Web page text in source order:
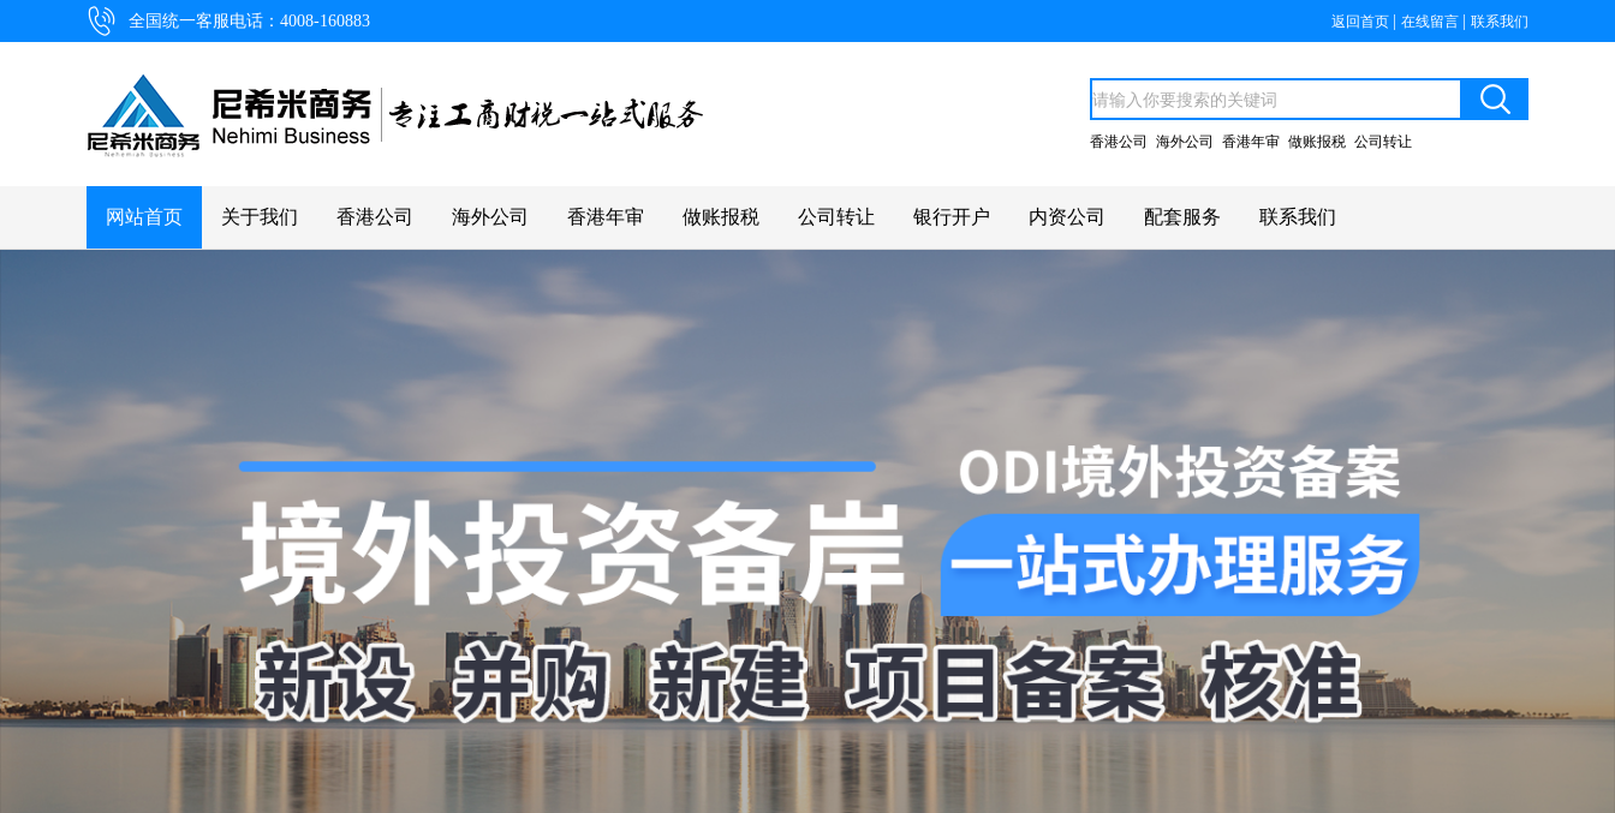
全国统一客服电话：4008-160883 返回首页 在线留言 联系我们
香港公司 海外公司 香港年审 做账报税 公司转让
网站首页 关于我们 香港公司 海外公司 香港年审 做账报税 公司转让 银行开户 内资公司 配套服务 联系我们